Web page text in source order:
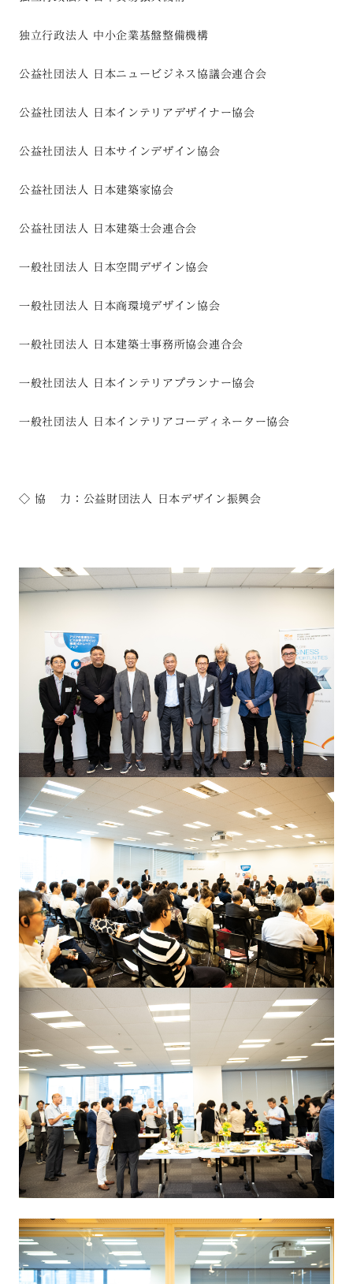
独立行政法人 中小企業基盤整備機構
公益社団法人 日本ニュービジネス協議会連合会
公益社団法人 日本インテリアデザイナー協会
公益社団法人 日本サインデザイン協会
公益社団法人 日本建築家協会
公益社団法人 日本建築士会連合会
一般社団法人 日本空間デザイン協会
一般社団法人 日本商環境デザイン協会
一般社団法人 日本建築士事務所協会連合会
一般社団法人 日本インテリアプランナー協会
一般社団法人 日本インテリアコーディネーター協会
◇ 協 力：公益財団法人 日本デザイン振興会